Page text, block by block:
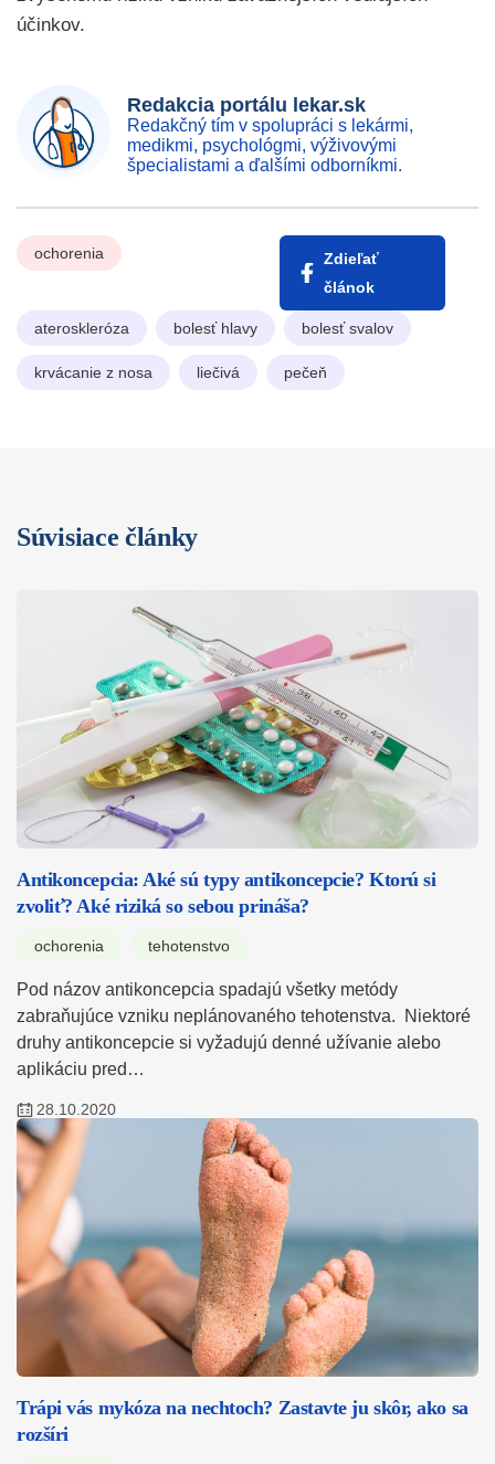
účinkov.
Redakcia portálu lekar.sk
Redakčný tím v spolupráci s lekármi,
medikmi, psychológmi, výživovými
špecialistami a ďalšími odborníkmi.
ochorenia
Zdieľať
článok
ateroskleróza bolesť hlavy bolesť svalov
krvácanie z nosa liečivá pečeň
Súvisiace články
Antikoncepcia: Aké sú typy antikoncepcie? Ktorú si
zvoliť? Aké riziká so sebou prináša?
ochorenia tehotenstvo
Pod názov antikoncepcia spadajú všetky metódy
zabraňujúce vzniku neplánovaného tehotenstva. Niektoré
druhy antikoncepcie si vyžadujú denné užívanie alebo
aplikáciu pred…
28.10.2020
Trápi vás mykóza na nechtoch? Zastavte ju skôr, ako sa
rozšíri